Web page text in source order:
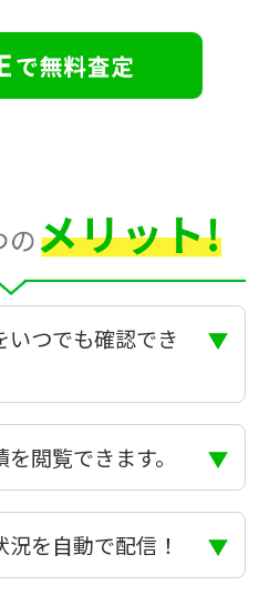
いつでも確認でき
閲覧できます。
を自動で配信！